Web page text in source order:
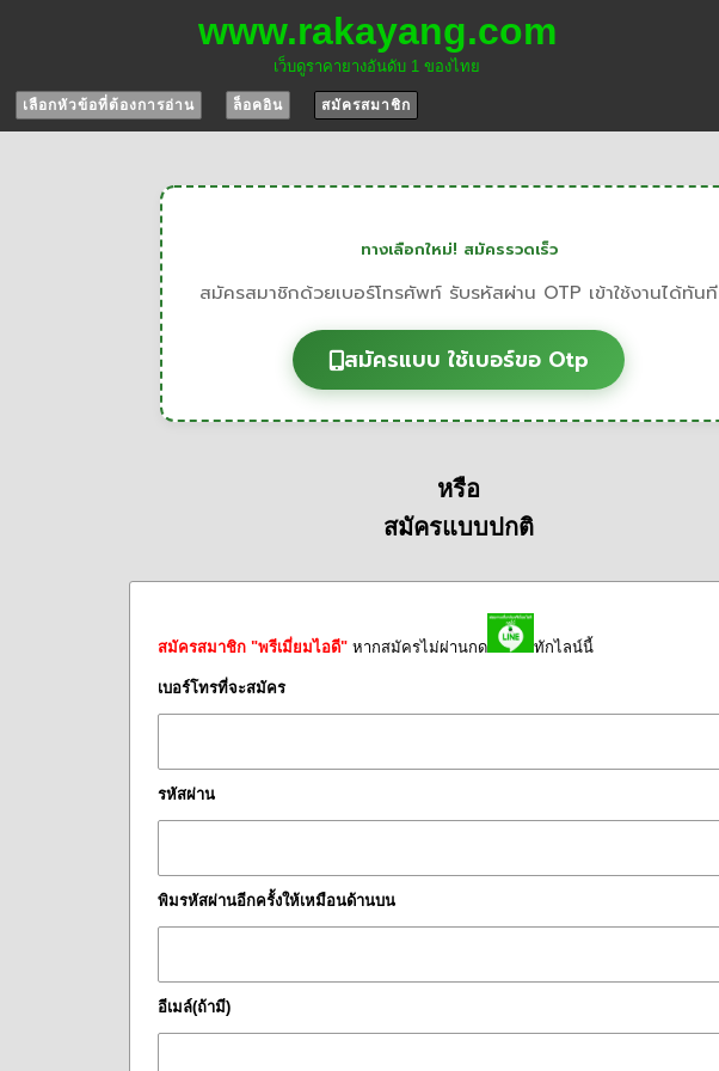
www.rakayang.com
เว็บดูราคายางอันดับ 1 ของไทย
เลือกหัวข้อที่ต้องการอ่าน ล็อคอิน สมัครสมาชิก
ทางเลือกใหม่! สมัครรวดเร็ว
สมัครสมาชิกด้วยเบอร์โทรศัพท์ รับรหัสผ่าน OTP เข้าใช้งานได้ทันที
สมัครแบบ ใช้เบอร์ขอ Otp
หรือ
สมัครแบบปกติ
สมัครสมาชิก "พรีเมี่ยมไอดี"หากสมัครไม่ผ่านกด ทักไลน์นี้
เบอร์โทรที่จะสมัคร
รหัสผ่าน
พิมรหัสผ่านอีกครั้งให้เหมือนด้านบน
อีเมล์(ถ้ามี)